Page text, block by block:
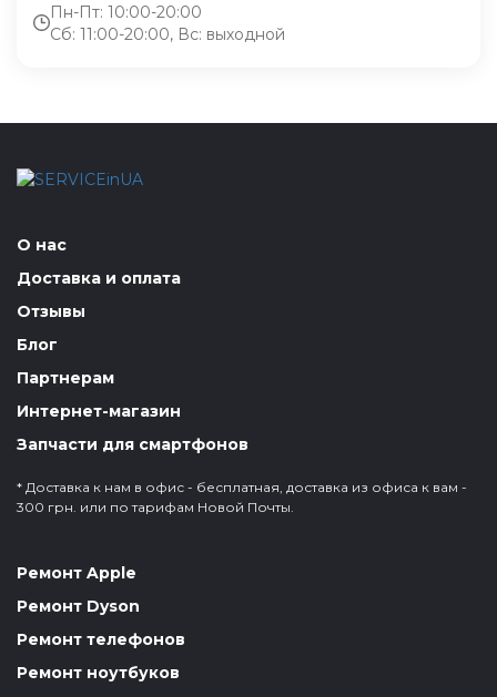
Пн-Пт: 10:00-20:00
Сб: 11:00-20:00, Вс: выходной
О нас
Доставка и оплата
Отзывы
Блог
Партнерам
Интернет-магазин
Запчасти для смартфонов
* Доставка к нам в офис - бесплатная, доставка из офиса к вам -
300 грн. или по тарифам Новой Почты.
Ремонт Apple
Ремонт Dyson
Ремонт телефонов
Ремонт ноутбуков